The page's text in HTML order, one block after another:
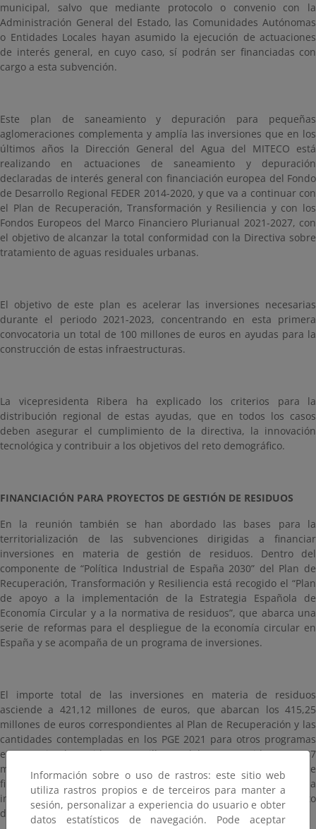
municipal, salvo que mediante protocolo o convenio con la
Administración General del Estado, las Comunidades Autónomas
o Entidades Locales hayan asumido la ejecución de actuaciones
de interés general, en cuyo caso, sí podrán ser financiadas con
cargo a esta subvención.
Este plan de saneamiento y depuración para pequeñas
aglomeraciones complementa y amplía las inversiones que en los
últimos años la Dirección General del Agua del MITECO está
realizando en actuaciones de saneamiento y depuración
declaradas de interés general con financiación europea del Fondo
de Desarrollo Regional FEDER 2014-2020, y que va a continuar con
el Plan de Recuperación, Transformación y Resiliencia y con los
Fondos Europeos del Marco Financiero Plurianual 2021-2027, con
el objetivo de alcanzar la total conformidad con la Directiva sobre
tratamiento de aguas residuales urbanas.
El objetivo de este plan es acelerar las inversiones necesarias
durante el periodo 2021-2023, concentrando en esta primera
convocatoria un total de 100 millones de euros en ayudas para la
construcción de estas infraestructuras.
La vicepresidenta Ribera ha explicado los criterios para la
distribución regional de estas ayudas, que en todos los casos
deben asegurar el cumplimiento de la directiva, la innovación
tecnológica y contribuir a los objetivos del reto demográfico.
FINANCIACIÓN PARA PROYECTOS DE GESTIÓN DE RESIDUOS
En la reunión también se han abordado las bases para la
territorialización de las subvenciones dirigidas a financiar
inversiones en materia de gestión de residuos. Dentro del
componente de “Política Industrial de España 2030” del Plan de
Recuperación, Transformación y Resiliencia está recogido el “Plan
de apoyo a la implementación de la Estrategia Española de
Economía Circular y a la normativa de residuos”, que abarca una
serie de reformas para el despliegue de la economía circular en
España y se acompaña de un programa de inversiones.
El importe total de las inversiones en materia de residuos
asciende a 421,12 millones de euros, que abarcan los 415,25
millones de euros correspondientes al Plan de Recuperación y las
cantidades contempladas en los PGE 2021 para otros programas
en materia de residuos: 4 millones del PIMA Residuos y 1,87
millones del Programa de Economía Circular. Otras líneas de
financiación del Plan de Recuperación, dedicadas a la
introducción de la Economía Circular en la empresa, serán objeto
de futuras convocatorias.
Información sobre o uso de rastros: este sitio web
utiliza rastros propios e de terceiros para manter a
sesión, personalizar a experiencia do usuario e obter
datos estatísticos de navegación. Pode aceptar